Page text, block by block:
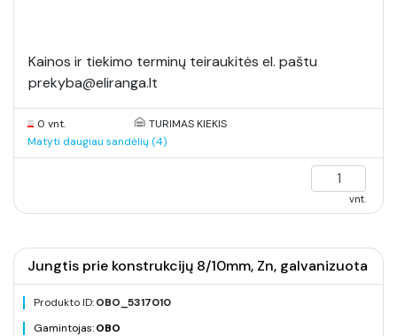
Kainos ir tiekimo terminų teiraukitės el. paštu
prekyba@eliranga.lt
0 vnt.
TURIMAS KIEKIS
Matyti daugiau sandėlių (4)
vnt.
Jungtis prie konstrukcijų 8/10mm, Zn, galvanizuota
Produkto ID:OBO_5317010
Gamintojas:OBO